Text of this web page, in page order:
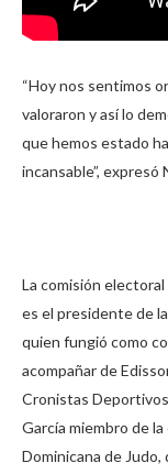
“Hoy nos sentimos
valoraron y así lo
que hemos estado
incansable”,
La comisión
es el presidente de
quien fungió como
acompañar de
Cronistas
García miembro de
Dominicana de